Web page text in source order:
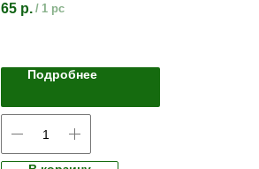
65 р. / 1 pc
Подробнее